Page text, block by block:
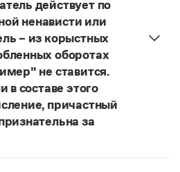
государственного
и пунктуации
курс
языке
терминов
и пунктуации
действует по
ненависти или
– из корыстных
оборотах
не ставится.
в составе этого
причастный
за
орфографии и пунктуации»